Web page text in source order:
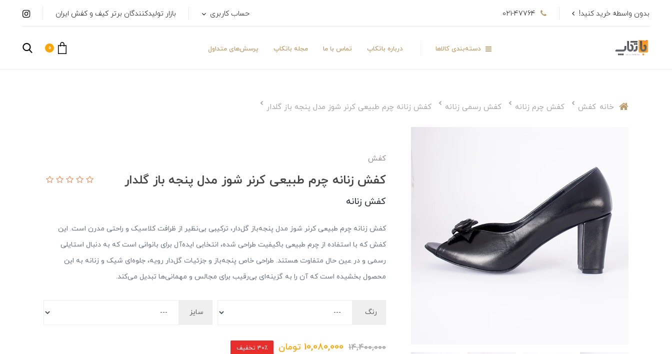
بدون واسطه خرید کنید! 021-47764 حساب کاربری بازار تولیدکنندگان برتر کیف و کفش ایران
دسته‌بندی کالاها درباره باتکاپ تماس با ما مجله باتکاپ پرسش‌های متداول 0
خانه کفش کفش چرم زنانه کفش رسمی زنانه کفش زنانه چرم طبیعی کرنر شوز مدل پنجه باز گلدار
کفش
کفش زنانه چرم طبیعی کرنر شوز مدل پنجه باز گلدار
کفش زنانه
کفش زنانه چرم طبیعی کرنر شوز مدل پنجه‌باز گل‌دار، ترکیبی بی‌نظیر از ظرافت کلاسیک و راحتی مدرن است. این
کفش که با استفاده از چرم طبیعی باکیفیت طراحی شده، انتخابی ایده‌آل برای بانوانی است که به دنبال استایلی
رسمی و در عین حال متفاوت هستند. طراحی خاص پنجه‌باز و جزئیات گل‌دار رویه، جلوه‌ای شیک و زنانه به این
محصول بخشیده است که آن را به گزینه‌ای بی‌رقیب برای مجالس و مهمانی‌ها تبدیل می‌کند.
رنگ سایز
14,400,000
10,080,000 تومان 30٪ تخفیف